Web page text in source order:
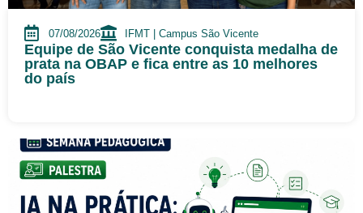
07/08/2026 IFMT | Campus São Vicente
Equipe de São Vicente conquista medalha de
prata na OBAP e fica entre as 10 melhores
do país